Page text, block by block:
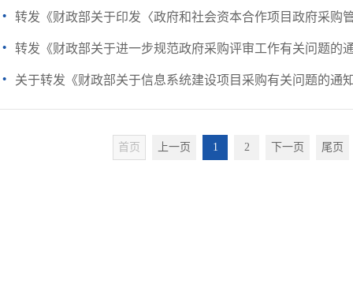
· 转发《财政部关于印发〈政府和社会资本合作项目政府采购
· 转发《财政部关于进一步规范政府采购评审工作有关问题的
· 关于转发《财政部关于信息系统建设项目采购有关问题的通
首页 上一页 1 2 下一页 尾页